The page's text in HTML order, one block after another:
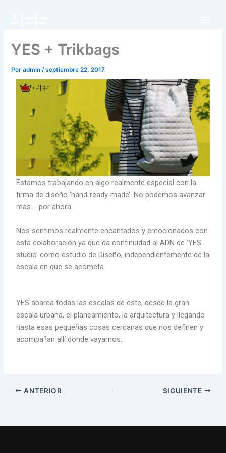
YES + Trikbags
Poradmin/septiembre 22, 2017
Estamos trabajando en algo realmente especial con la
firma de diseño ‘hand-ready-made’. No podemos avanzar
mas…. por ahora.
Nos sentimos realmente encantados y emocionados con
esta colaboración ya que da continuidad al ADN de ‘YES
studio’ como estudio de Diseño, independientemente de la
escala en que se acometa.
YES abarca todas las escalas de este, desde la gran
escala urbana, el planeamiento, la arquitectura y llegando
hasta esas pequeñas cosas cercanas que nos definen y
acompa?an allí donde vayamos.
ANTERIOR SIGUIENTE